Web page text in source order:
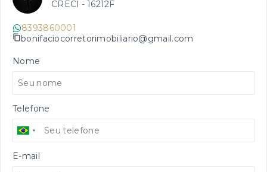
CRECI - 16212F
8393860001
bonifaciocorretorimobiliario@gmail.com
Nome
Telefone
E-mail